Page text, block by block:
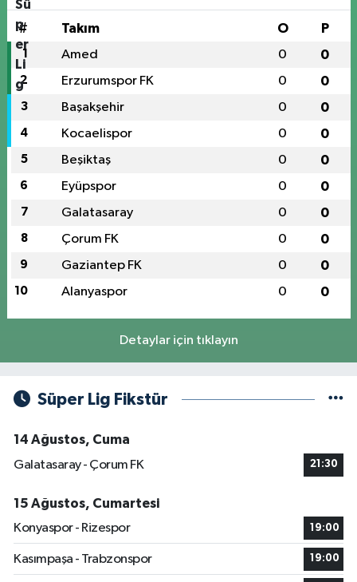
# Takım O P
1 Amed 0 0
2 Erzurumspor FK 0 0
3 Başakşehir 0 0
4 Kocaelispor 0 0
5 Beşiktaş 0 0
6 Eyüpspor 0 0
7 Galatasaray 0 0
8 Çorum FK 0 0
9 Gaziantep FK 0 0
10 Alanyaspor 0 0
Detaylar için tıklayın
Süper Lig Fikstür
14 Ağustos, Cuma
Galatasaray - Çorum FK
21:30
15 Ağustos, Cumartesi
Konyaspor - Rizespor
19:00
Kasımpaşa - Trabzonspor 19:00